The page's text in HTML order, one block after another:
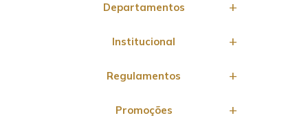
Departamentos
Institucional
Regulamentos
Promoções